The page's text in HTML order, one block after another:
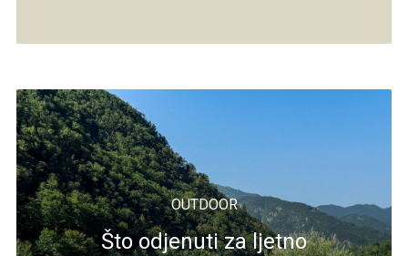
OUTDOOR
Što odjenuti za ljetno